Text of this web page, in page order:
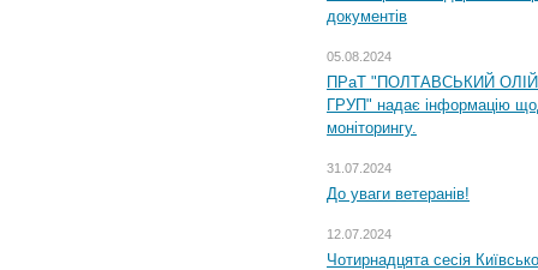
документів
05.08.2024
ПРаТ "ПОЛТАВСЬКИЙ
ГРУП" надає інформацію
моніторингу.
31.07.2024
До уваги ветеранів!
12.07.2024
Чотирнадцята сесія